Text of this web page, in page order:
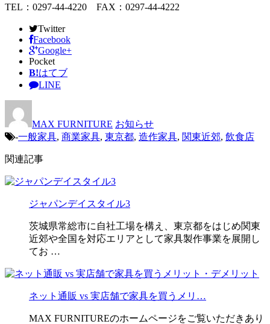
TEL：0297-44-4220 FAX：0297-44-4222
Twitter
Facebook
Google+
Pocket
B!はてブ
LINE
MAX FURNITURE お知らせ
-一般家具, 商業家具, 東京都, 造作家具, 関東近郊, 飲食店
関連記事
ジャパンデイスタイル3
茨城県常総市に自社工場を構え、東京都をはじめ関東
近郊や全国を対応エリアとして家具製作事業を展開し
てお …
ネット通販 vs 実店舗で家具を買うメリ…
MAX FURNITUREのホームページをご覧いただきあり